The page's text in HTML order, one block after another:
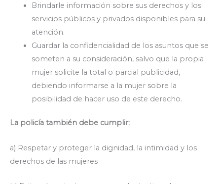
Brindarle información sobre sus derechos y los
servicios públicos y privados disponibles para su
atención.
Guardar la confidencialidad de los asuntos que se
someten a su consideración, salvo que la propia
mujer solicite la total o parcial publicidad,
debiendo informarse a la mujer sobre la
posibilidad de hacer uso de este derecho.
La policía también debe cumplir:
a) Respetar y proteger la dignidad, la intimidad y los
derechos de las mujeres